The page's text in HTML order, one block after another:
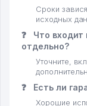
Сроки
исходных
❓
Что входит
отдельно?
Уточните,
❓ Есть ли
Хорошие